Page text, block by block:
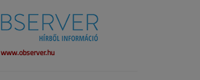
www.observer.hu